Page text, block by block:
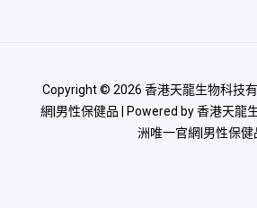
Copyright © 2026 香港天龍生物科技
網|男性保健品 | Powered by 香港天龍
洲唯一官網|男性保健